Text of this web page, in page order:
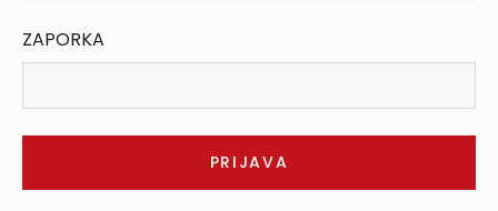
ZAPORKA